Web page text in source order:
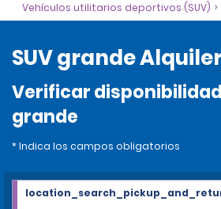
Vehículos utilitarios deportivos (SUV)
SUV grande
Verificar disponibilidad
grande
* Indica los campos obligatorios